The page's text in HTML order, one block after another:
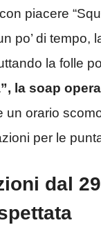
piacere
po’ di
la folle
la soap
orario
per le
dal